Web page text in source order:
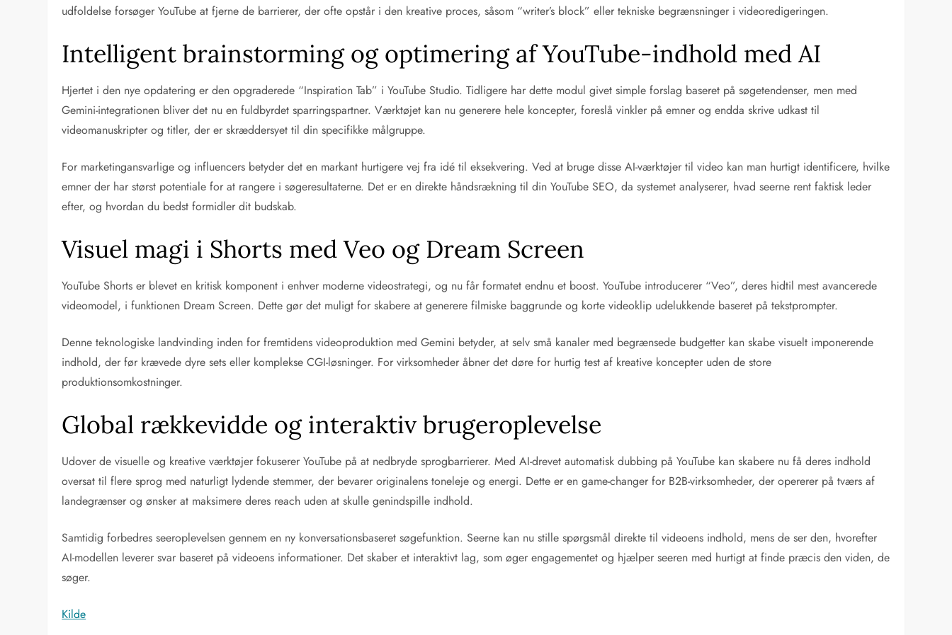
udfoldelse forsøger YouTube at fjerne de barrierer, der ofte opstår i den kreative proces, såsom “writer’s block” eller tekniske begrænsninger i videoredigeringen.
Intelligent brainstorming og optimering af YouTube-indhold med AI
Hjertet i den nye opdatering er den opgraderede “Inspiration Tab” i YouTube Studio. Tidligere har dette modul givet simple forslag baseret på søgetendenser, men med
Gemini-integrationen bliver det nu en fuldbyrdet sparringspartner. Værktøjet kan nu generere hele koncepter, foreslå vinkler på emner og endda skrive udkast til
videomanuskripter og titler, der er skræddersyet til din specifikke målgruppe.
For marketingansvarlige og influencers betyder det en markant hurtigere vej fra idé til eksekvering. Ved at bruge disse AI-værktøjer til video kan man hurtigt identificere, hvilke
emner der har størst potentiale for at rangere i søgeresultaterne. Det er en direkte håndsrækning til din YouTube SEO, da systemet analyserer, hvad seerne rent faktisk leder
efter, og hvordan du bedst formidler dit budskab.
Visuel magi i Shorts med Veo og Dream Screen
YouTube Shorts er blevet en kritisk komponent i enhver moderne videostrategi, og nu får formatet endnu et boost. YouTube introducerer “Veo”, deres hidtil mest avancerede
videomodel, i funktionen Dream Screen. Dette gør det muligt for skabere at generere filmiske baggrunde og korte videoklip udelukkende baseret på tekstprompter.
Denne teknologiske landvinding inden for fremtidens videoproduktion med Gemini betyder, at selv små kanaler med begrænsede budgetter kan skabe visuelt imponerende
indhold, der før krævede dyre sets eller komplekse CGI-løsninger. For virksomheder åbner det døre for hurtig test af kreative koncepter uden de store
produktionsomkostninger.
Global rækkevidde og interaktiv brugeroplevelse
Udover de visuelle og kreative værktøjer fokuserer YouTube på at nedbryde sprogbarrierer. Med AI-drevet automatisk dubbing på YouTube kan skabere nu få deres indhold
oversat til flere sprog med naturligt lydende stemmer, der bevarer originalens toneleje og energi. Dette er en game-changer for B2B-virksomheder, der opererer på tværs af
landegrænser og ønsker at maksimere deres reach uden at skulle genindspille indhold.
Samtidig forbedres seeroplevelsen gennem en ny konversationsbaseret søgefunktion. Seerne kan nu stille spørgsmål direkte til videoens indhold, mens de ser den, hvorefter
AI-modellen leverer svar baseret på videoens informationer. Det skaber et interaktivt lag, som øger engagementet og hjælper seeren med hurtigt at finde præcis den viden, de
søger.
Kilde